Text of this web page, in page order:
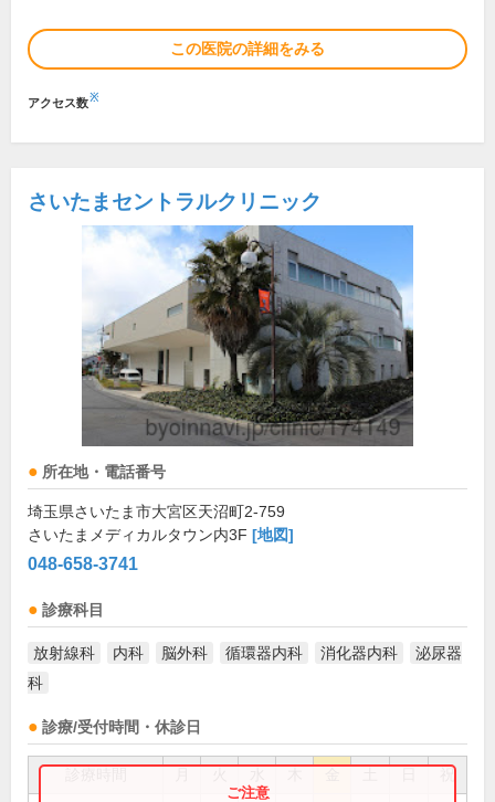
この医院の詳細をみる
アクセス数※
さいたまセントラルクリニック
所在地・電話番号
埼玉県さいたま市大宮区天沼町2-759
さいたまメディカルタウン内3F [地図]
048-658-3741
診療科目
放射線科 内科 脳外科 循環器内科 消化器内科
泌尿器
科
診療/受付時間・休診日
祝